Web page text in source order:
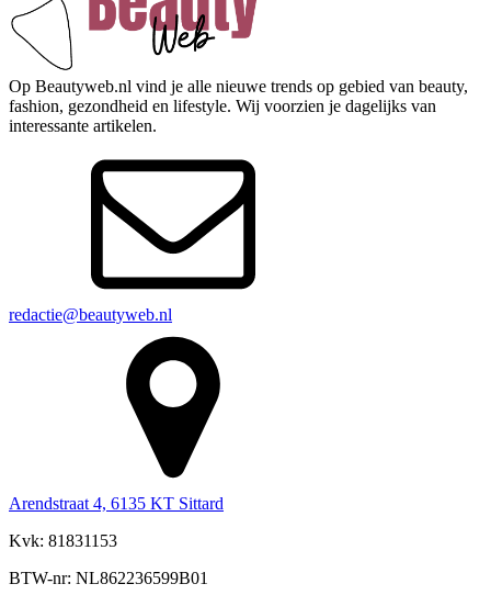
Op Beautyweb.nl vind je alle nieuwe trends op gebied van beauty,
fashion, gezondheid en lifestyle. Wij voorzien je dagelijks van
interessante artikelen.
redactie@beautyweb.nl
Arendstraat 4, 6135 KT Sittard
Kvk: 81831153
BTW-nr: NL862236599B01